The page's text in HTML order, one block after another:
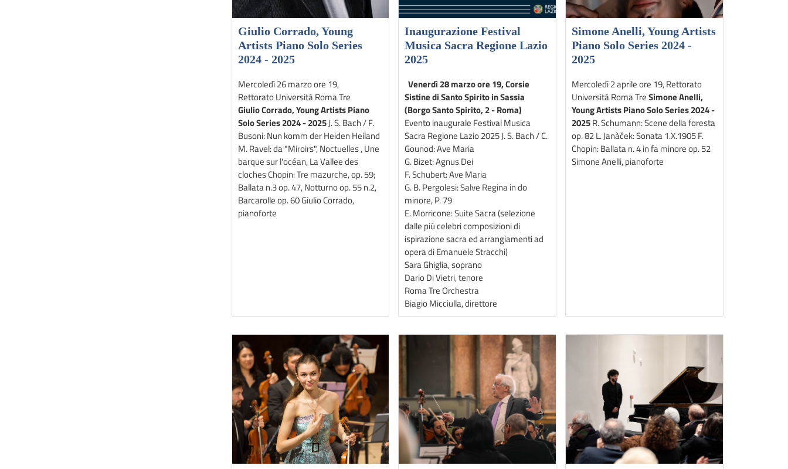
Giulio Corrado, Young
Artists Piano Solo Series
2024 - 2025
Mercoledì 26 marzo ore 19,
Rettorato Università Roma Tre
Giulio Corrado, Young Artists Piano
Solo Series 2024 - 2025J. S. Bach / F.
Busoni: Nun komm der Heiden Heiland
M. Ravel: da "Miroirs", Noctuelles , Une
barque sur l'océan, La Vallee des
cloches Chopin: Tre mazurche, op. 59;
Ballata n.3 op. 47, Notturno op. 55 n.2,
Barcarolle op. 60 Giulio Corrado,
pianoforte
Inaugurazione Festival
Musica Sacra Regione Lazio
2025
Venerdì 28 marzo ore 19, Corsie
Sistine di Santo Spirito in Sassia
(Borgo Santo Spirito, 2 - Roma)
Evento inaugurale Festival Musica
Sacra Regione Lazio 2025 J. S. Bach / C.
Gounod: Ave Maria
G. Bizet: Agnus Dei
F. Schubert: Ave Maria
G. B. Pergolesi: Salve Regina in do
minore, P. 79
E. Morricone: Suite Sacra (selezione
dalle più celebri composizioni di
ispirazione sacra ed arrangiamenti ad
opera di Emanuele Stracchi)
Sara Ghiglia, soprano
Dario Di Vietri, tenore
Roma Tre Orchestra
Biagio Micciulla, direttore
Simone Anelli, Young Artists
Piano Solo Series 2024 -
2025
Mercoledì 2 aprile ore 19, Rettorato
Università Roma TreSimone Anelli,
Young Artists Piano Solo Series 2024 -
2025R. Schumann: Scene della foresta
op. 82 L. Janàček: Sonata 1.X.1905 F.
Chopin: Ballata n. 4 in fa minore op. 52
Simone Anelli, pianoforte